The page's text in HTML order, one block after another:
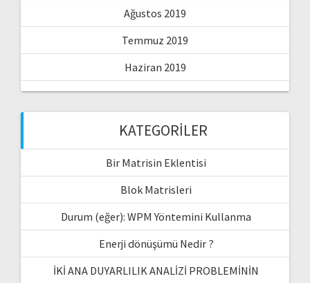
Ağustos 2019
Temmuz 2019
Haziran 2019
KATEGORILER
Bir Matrisin Eklentisi
Blok Matrisleri
Durum (eğer): WPM Yöntemini Kullanma
Enerji dönüşümü Nedir ?
İKİ ANA DUYARLILIK ANALİZİ PROBLEMİNİN